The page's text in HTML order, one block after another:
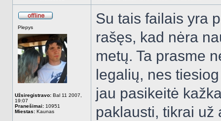
Plepys
Užsiregistravo: Bal 11 2007,
19:07
Pranešimai: 10951
Miestas: Kaunas
Su tais failais yra
rašęs, kad nėra
metų. Ta prasme
legalių, nes
jau pasikeitė
paklausti, tikrai